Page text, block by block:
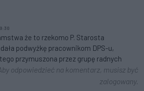
że to rzekomo P. Starosta
podwyżkę pracownikom DPS-u,
przymuszona przez grupę radnych
odpowiedzieć na komentarz, musisz być
zalogowany.